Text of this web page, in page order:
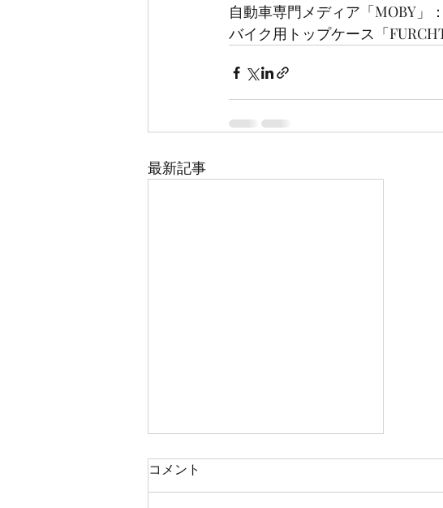
自動車専門メディア「MOBY」：
バイク用トップケース「
最新記事
コメント